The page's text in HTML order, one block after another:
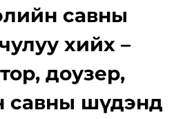
савны
хийх –
доузер,
савны шүдэнд